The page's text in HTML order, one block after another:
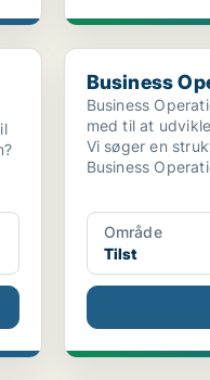
Business
Business
Business
med til at
Vi søger en
Business
Område
Tilst